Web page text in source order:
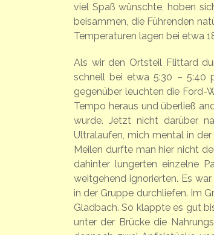
viel Spaß wünschte, hoben
beisammen, die Führenden
Temperaturen lagen bei etwa
Als wir den Ortsteil Flittard
schnell bei etwa 5:30 – 5:40
gegenüber leuchten die Ford-
Tempo heraus und überließ
wurde. Jetzt nicht darüber
Ultralaufen, mich mental in
Meilen durfte man hier nicht
dahinter lungerten einzelne
weitgehend ignorierten. Es
in der Gruppe durchliefen. Im
Gladbach. So klappte es gut
unter der Brücke die